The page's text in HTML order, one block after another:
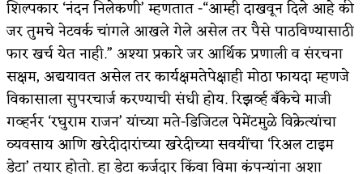
शिल्पकार ‘नंदन निलेकणी’ म्हणतात -“आम्ही दाखवून दिले आहे की
जर तुमचे नेटवर्क चांगले आखले गेले असेल तर पैसे पाठविण्यासाठी
फार खर्च येत नाही.” अश्या प्रकारे जर आर्थिक प्रणाली व संरचना
सक्षम, अद्ययावत असेल तर कार्यक्षमतेपेक्षाही मोठा फायदा म्हणजे
विकासाला सुपरचार्ज करण्याची संधी होय. रिझर्व्ह बँकेचे माजी
गव्हर्नर ‘रघुराम राजन’ यांच्या मते-डिजिटल पेमेंटमुळे विक्रेत्यांचा
व्यवसाय आणि खरेदीदारांच्या खरेदीच्या सवयींचा ‘रिअल टाइम
डेटा’ तयार होतो. हा डेटा कर्जदार किंवा विमा कंपन्यांना अशा